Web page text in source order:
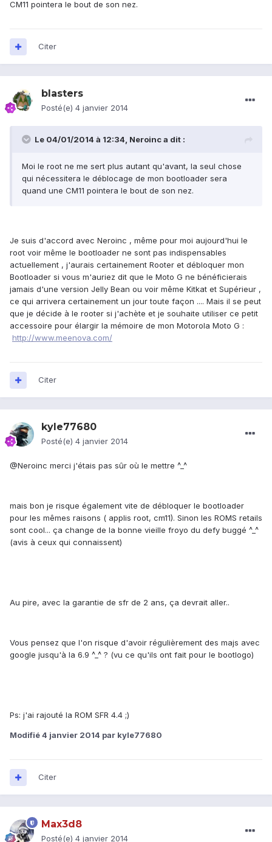
CM11 pointera le bout de son nez.
Citer
blasters
Posté(e) 4 janvier 2014
Le 04/01/2014 à 12:34, Neroinc a dit :
Moi le root ne me sert plus autant qu'avant, la seul chose
qui nécessitera le déblocage de mon bootloader sera
quand une CM11 pointera le bout de son nez.
Je suis d'accord avec Neroinc , même pour moi aujourd'hui le
root voir même le bootloader ne sont pas indispensables
actuellement , j'aurais certainement Rooter et débloquer mon
Bootloader si vous m'auriez dit que le Moto G ne bénéficierais
jamais d'une version Jelly Bean ou voir même Kitkat et Supérieur ,
ce qui arrivera certainement un jour toute façon .... Mais il se peut
que je décide à le rooter si j'achète et je souhaite utiliser ce petit
accessoire pour élargir la mémoire de mon Motorola Moto G :
http://www.meenova.com/
Citer
kyle77680
Posté(e) 4 janvier 2014
@Neroinc merci j'étais pas sûr où le mettre ^_^
mais bon je risque également vite de débloquer le bootloader
pour les mêmes raisons ( applis root, cm11). Sinon les ROMS retails
sont cool... ça change de la bonne vieille froyo du defy buggé ^_^
(avis à ceux qui connaissent)
Au pire, avec la garantie de sfr de 2 ans, ça devrait aller..
Vous pensez que l'on risque d'avoir régulièrement des majs avec
google jusqu'à la 6.9 ^_^ ? (vu ce qu'ils ont fait pour le bootlogo)
Ps: j'ai rajouté la ROM SFR 4.4 ;)
Modifié4 janvier 2014 par kyle77680
Citer
Max3d8
Posté(e) 4 janvier 2014